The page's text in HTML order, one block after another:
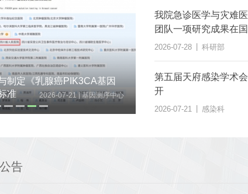
议在蓉召开
2026-07-21 | 感染科
我院急诊医学与灾难
团队一项研究成果在
学权威医学期刊上发表
2026-07-28 科研部
第五届天府感染学术
开
2026-07-21 感染科
告